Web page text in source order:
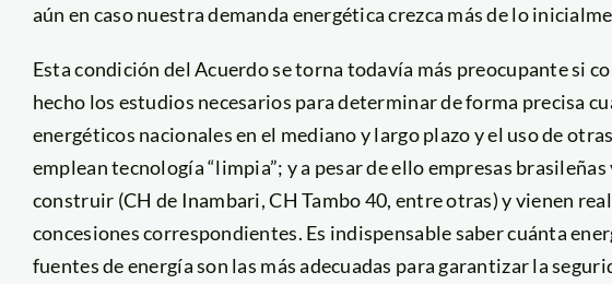
aún en caso nuestra demanda energética crezca más de lo
Esta condición del Acuerdo se torna todavía más preocupante si
hecho los estudios necesarios para determinar de forma precisa
energéticos nacionales en el mediano y largo plazo y el uso de
emplean tecnología “limpia”; y a pesar de ello empresas
construir (CH de Inambari, CH Tambo 40, entre otras) y vienen
concesiones correspondientes. Es indispensable saber cuánta
fuentes de energía son las más adecuadas para garantizar la